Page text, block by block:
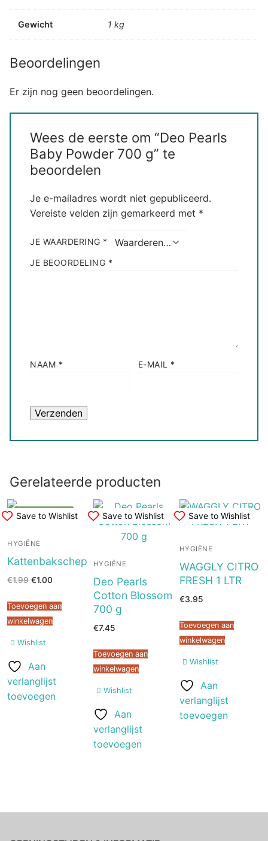
Gewicht 1 kg
Beoordelingen
Er zijn nog geen beoordelingen.
Wees de eerste om “Deo Pearls
Baby Powder 700 g” te
beoordelen
Je e-mailadres wordt niet gepubliceerd.
Vereiste velden zijn gemarkeerd met *
JE WAARDERING *
JE BEOORDELING *
NAAM * E-MAIL *
Gerelateerde producten
UITVERKOOP!
Save to Wishlist
HYGIËNE
Kattenbakschep
€1.99 Oorspronkelijke
€1.99.
€1.00
€1.00.
Toevoegen aan
winkelwagen
Wishlist
Aan
verlanglijst
toevoegen
Save to Wishlist
HYGIËNE
Deo Pearls
Cotton Blossom
700 g
€7.45
Toevoegen aan
winkelwagen
Wishlist
Aan
verlanglijst
toevoegen
Save to Wishlist
HYGIËNE
WAGGLY CITRO
FRESH 1 LTR
€3.95
Toevoegen aan
winkelwagen
Wishlist
Aan
verlanglijst
toevoegen